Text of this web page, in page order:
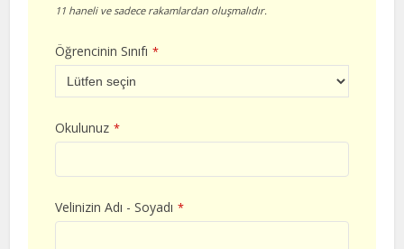
11 haneli ve sadece rakamlardan oluşmalıdır.
Öğrencinin Sınıfı *
Okulunuz *
Velinizin Adı - Soyadı *